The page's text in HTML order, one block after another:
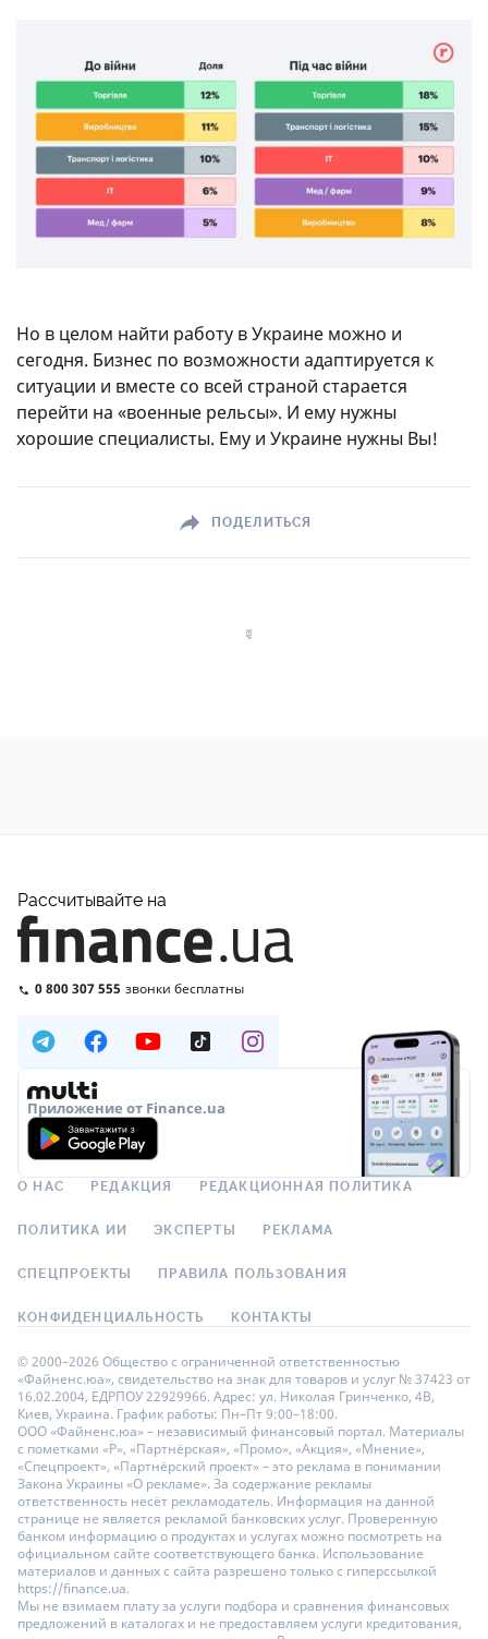
Но в целом найти работу в Украине можно и
сегодня. Бизнес по возможности адаптируется к
ситуации и вместе со всей страной старается
перейти на «военные рельсы». И ему нужны
хорошие специалисты. Ему и Украине нужны Вы!
ПОДЕЛИТЬСЯ
Рассчитывайте на
0 800 307 555 звонки бесплатны
Приложение от Finance.ua
О НАС РЕДАКЦИЯ РЕДАКЦИОННАЯ ПОЛИТИКА
ПОЛИТИКА ИИ ЭКСПЕРТЫ РЕКЛАМА
СПЕЦПРОЕКТЫ ПРАВИЛА ПОЛЬЗОВАНИЯ
КОНФИДЕНЦИАЛЬНОСТЬ КОНТАКТЫ
© 2000–2026 Общество с ограниченной ответственностью
«Файненс.юа», свидетельство на знак для товаров и услуг № 37423 от
16.02.2004, ЕДРПОУ 22929966. Адрес: ул. Николая Гринченко, 4В,
Киев, Украина. График работы: Пн–Пт 9:00–18:00.
ООО «Файненс.юа» – независимый финансовый портал. Материалы
с пометками «Р», «Партнёрская», «Промо», «Акция», «Мнение»,
«Спецпроект», «Партнёрский проект» – это реклама в понимании
Закона Украины «О рекламе». За содержание рекламы
ответственность несёт рекламодатель. Информация на данной
странице не является рекламой банковских услуг. Проверенную
банком информацию о продуктах и услугах можно посмотреть на
официальном сайте соответствующего банка. Использование
материалов и данных с сайта разрешено только с гиперссылкой
https://finance.ua.
Мы не взимаем плату за услуги подбора и сравнения финансовых
предложений в каталогах и не предоставляем услуги кредитования,